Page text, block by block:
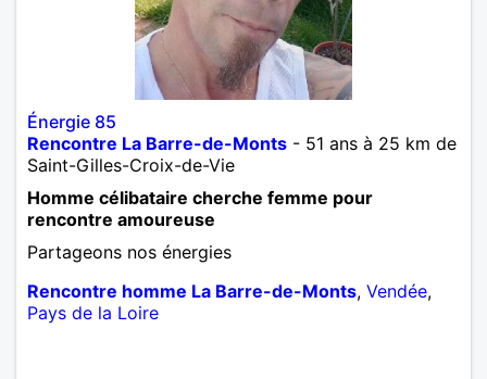
Énergie 85
Rencontre La Barre-de-Monts - 51 ans à 25 km de
Saint-Gilles-Croix-de-Vie
Homme célibataire cherche femme pour
rencontre amoureuse
Partageons nos énergies
Rencontre homme La Barre-de-Monts, Vendée,
Pays de la Loire